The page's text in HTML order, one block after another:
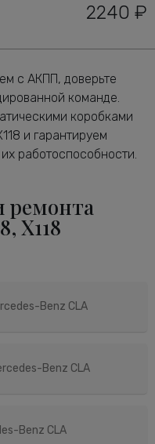
2240 ₽
с АКПП, доверьте
команде.
коробками
и гарантируем
работоспособности.
ремонта
X118
Benz CLA
Benz CLA
Benz CLA